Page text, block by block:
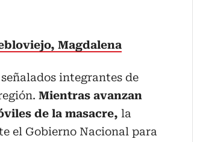
Magdalena
integrantes de
Mientras avanzan
de la masacre, la
el Gobierno Nacional para